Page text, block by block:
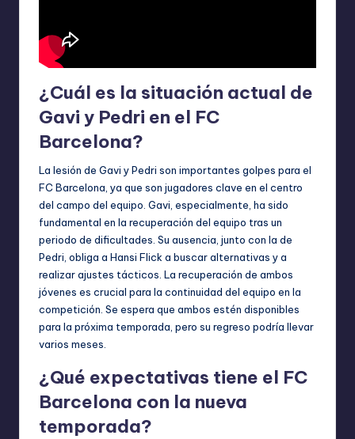
¿Cuál es la situación actual de
Gavi y Pedri en el FC
Barcelona?
La lesión de Gavi y Pedri son importantes golpes para el
FC Barcelona, ya que son jugadores clave en el centro
del campo del equipo. Gavi, especialmente, ha sido
fundamental en la recuperación del equipo tras un
periodo de dificultades. Su ausencia, junto con la de
Pedri, obliga a Hansi Flick a buscar alternativas y a
realizar ajustes tácticos. La recuperación de ambos
jóvenes es crucial para la continuidad del equipo en la
competición. Se espera que ambos estén disponibles
para la próxima temporada, pero su regreso podría llevar
varios meses.
¿Qué expectativas tiene el FC
Barcelona con la nueva
temporada?